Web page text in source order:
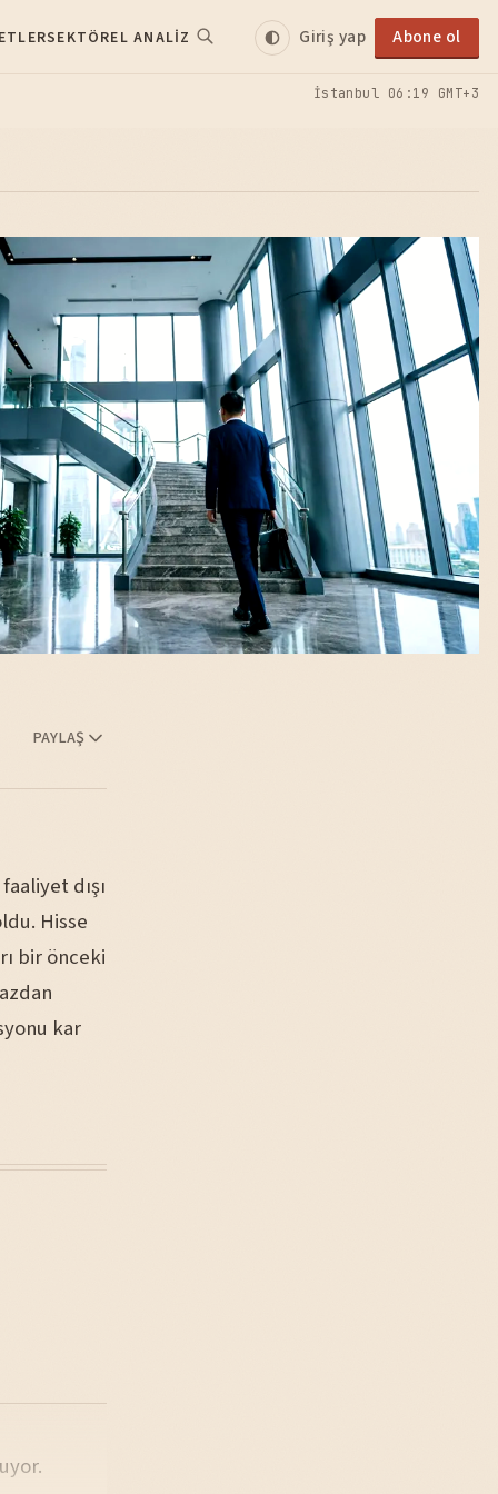
SEKTÖREL ANALIZ Giriş yap Abone ol
İstanbul 06:19 GMT+3
PAYLAŞ
dışı
Hisse
bir önceki
kar